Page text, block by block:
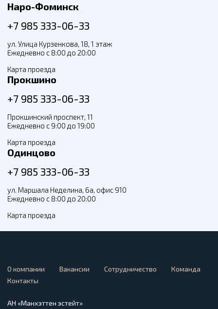
Наро-Фоминск
+7 985 333-06-33
ул. Улица Курзенкова, 18, 1 этаж
Ежедневно с 8:00 до 20:00
Карта проезда
Прокшино
+7 985 333-06-33
Прокшинский проспект, 11
Ежедневно с 9:00 до 19:00
Карта проезда
Одинцово
+7 985 333-06-33
ул. Маршала Неделина, 6а, офис 910
Ежедневно с 8:00 до 20:00
Карта проезда
О компании Вакансии Сотрудничество
Команда
Контакты
АН «Манхэттен эстейт»